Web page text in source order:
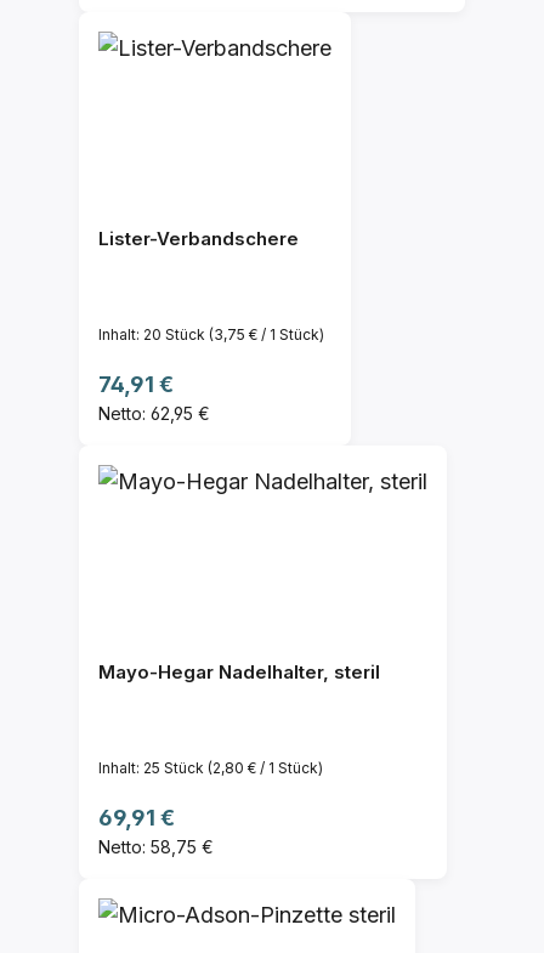
Lister-Verbandschere
Inhalt: 20 Stück (3,75 € / 1 Stück)
Regulärer Preis:
74,91 €
Netto: 62,95 €
Mayo-Hegar Nadelhalter, steril
Inhalt: 25 Stück (2,80 € / 1 Stück)
Regulärer Preis:
69,91 €
Netto: 58,75 €